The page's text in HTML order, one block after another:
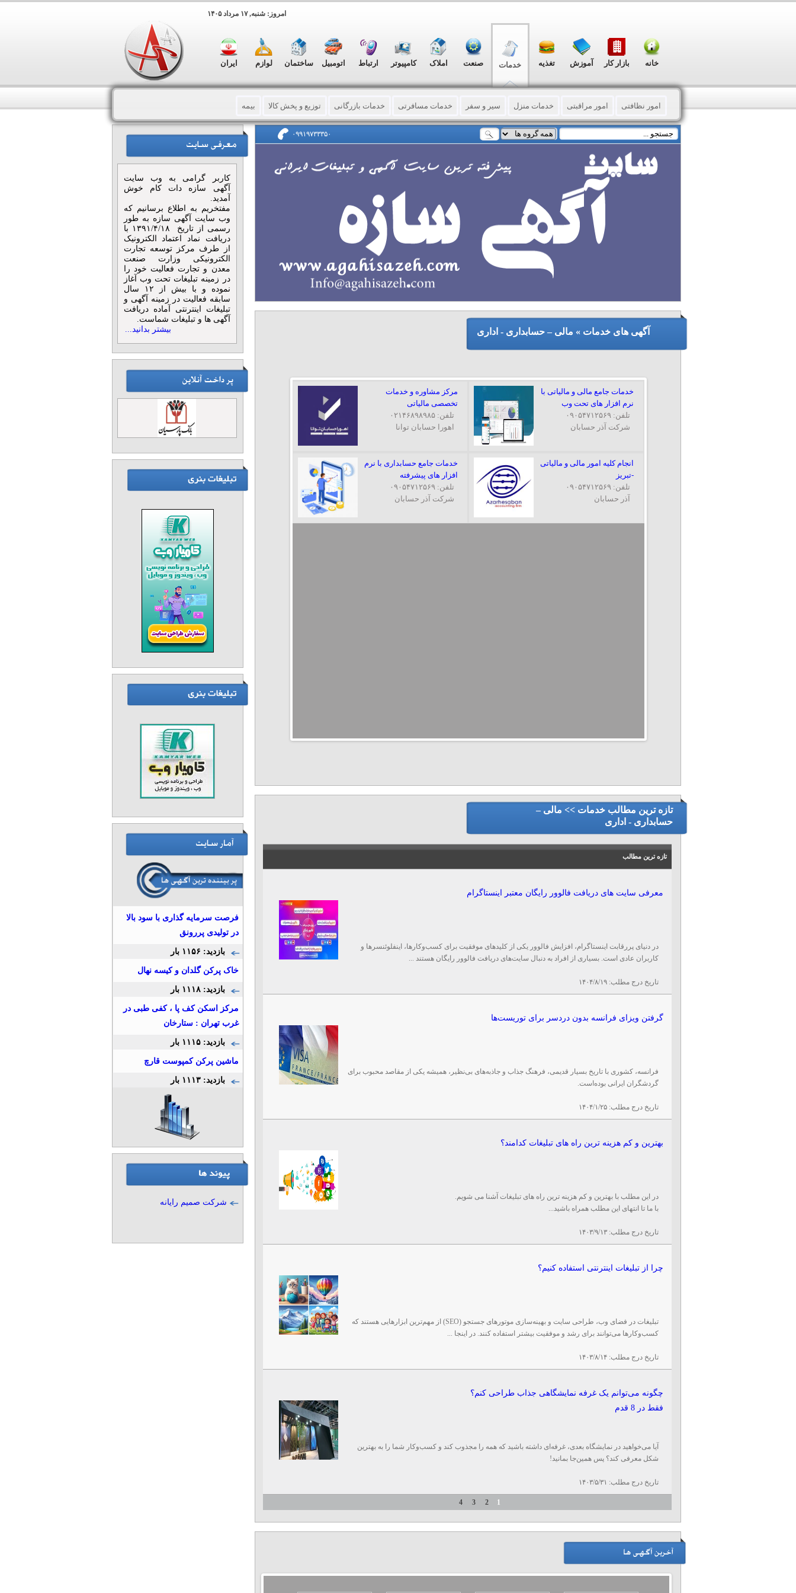
امروز: شنبه, ۱۷ مرداد ۱۴۰۵
خانه بازار کار آموزش تغذیه خدمات صنعت املاک کامپیوتر ارتباط اتومبیل ساختمان لوازم ایران
امور نظافتی امور مراقبتی خدمات منزل سیر و سفر خدمات مسافرتی خدمات بازرگانی توزیع و پخش کالا بیمه
مالی – حسابداری - اداری ترجمه - دارالترجمه مشاوره حقوقی - فردی - سازمانی ماشینهای اداری آرایشی - بهداشتی مجالس و مراسم
تعمیرات پزشکی و زیبایی باربری (حمل لوازم و اثاثه) خدمات ورزشی فرهنگی و هنری فضای سبز
فیش (خرید - فروش) تایپ – فتوکپی - پرینت تابلو های تبلیغاتی
چاپ فلکسی و بنر و کارت ویزیت حکاکی و برش لیزری خدمات نمایشگاهی هدایای تبلیغاتی
چاپ و تبلیغات (گوناگون) ثبت و رتبه بندی شرکتها خدمات تفریحی دامپزشکی
۰۹۹۱۹۷۳۳۳۵۰
آگهی های خدمات » مالی – حسابداری - اداری
مرکز مشاوره و خدمات
تخصصی مالیاتی
اهورا حسابان توانا
تلفن: ۰۲۱۴۶۸۹۸۹۸۵
خدمات جامع مالی و مالیاتی با
نرم افزار های تحت وب
شرکت آذر حسابان
تلفن: ۰۹۰۵۴۷۱۲۵۶۹
خدمات جامع حسابداری با نرم
افزار های پیشرفته
شرکت آذر حسابان
تلفن: ۰۹۰۵۴۷۱۲۵۶۹
انجام کلیه امور مالی و مالیاتی
-تبریز
آذر حسابان
تلفن: ۰۹۰۵۴۷۱۲۵۶۹
تازه ترین مطالب خدمات >> مالی –
حسابداری - اداری
تازه ترین مطالب
معرفی سایت‌ های دریافت فالوور رایگان معتبر اینستاگرام
در دنیای پررقابت اینستاگرام، افزایش فالوور یکی از کلیدهای موفقیت برای کسب‌وکارها، اینفلوئنسرها و
کاربران عادی است. بسیاری از افراد به دنبال سایت‌های دریافت فالوور رایگان هستند ...
تاریخ درج مطلب:۱۴۰۴/۸/۱۹
گرفتن ویزای فرانسه بدون دردسر برای توریست‌ها
فرانسه، کشوری با تاریخ بسیار قدیمی، فرهنگ جذاب و جاذبه‌های بی‌نظیر، همیشه یکی از مقاصد محبوب برای
گردشگران ایرانی بوده‌است.
تاریخ درج مطلب:۱۴۰۴/۱/۲۵
بهترین و کم هزینه ترین راه های تبلیغات کدامند؟
در این مطلب با بهترین و کم هزینه ترین راه های تبلیغات آشنا می شویم.
با ما تا انتهای این مطلب همراه باشید...
تاریخ درج مطلب:۱۴۰۳/۹/۱۳
چرا از تبلیغات اینترنتی استفاده کنیم؟
تبلیغات در فضای وب، طراحی سایت و بهینه‌سازی موتورهای جستجو (SEO) از مهم‌ترین ابزارهایی هستند که
کسب‌وکارها می‌توانند برای رشد و موفقیت بیشتر استفاده کنند. در اینجا ...
تاریخ درج مطلب:۱۴۰۳/۸/۱۴
چگونه می‌توانم یک غرفه نمایشگاهی جذاب طراحی کنم؟
فقط در 8 قدم
آیا می‌خواهید در نمایشگاه بعدی، غرفه‌ای داشته باشید که همه را مجذوب کند و کسب‌وکار شما را به بهترین
شکل معرفی کند؟ پس همین‌جا بمانید!
تاریخ درج مطلب: ۱۴۰۳/۵/۳۱
1
2
3
4
کاربر گرامی به وب سایت
آگهی سازه دات کام خوش
آمدید.
مفتخریم به اطلاع برسانیم که
وب سایت آگهی سازه به طور
رسمی از تاریخ ۱۳۹۱/۴/۱۸ با
دریافت نماد اعتماد الکترونیک
از طرف مرکز توسعه تجارت
الکترونیکی وزارت صنعت
معدن و تجارت فعالیت خود را
در زمینه تبلیغات تحت وب آغاز
نموده و با بیش از ۱۲ سال
سابقه فعالیت در زمینه آگهی و
تبلیغات اینترنتی آماده دریافت
آگهی ها و تبلیغات شماست.
بیشتر بدانید...
فرصت سرمایه گذاری با سود بالا
در تولیدی پررونق
بازدید: ۱۱۵۶ بار
خاک پرکن گلدان و کیسه نهال
بازدید: ۱۱۱۸ بار
مرکز اسکن کف پا ، کفی طبی در
غرب تهران : ستارخان
بازدید: ۱۱۱۵ بار
ماشین پرکن کمپوست قارچ
بازدید: ۱۱۱۳ بار
شرکت صمیم رایانه